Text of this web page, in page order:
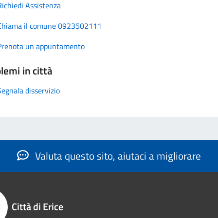
Assistenza
il comune 0923502111
un appuntamento
in città
disservizio
Valuta questo sito, aiutaci a migliorare
Città di Erice